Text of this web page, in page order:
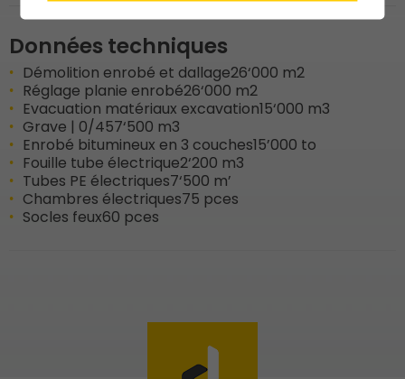
Données techniques
Démolition enrobé et dallage26‘000 m2
Réglage planie enrobé26‘000 m2
Evacuation matériaux excavation15‘000 m3
Grave | 0/457‘500 m3
Enrobé bitumineux en 3 couches15’000 to
Fouille tube électrique2‘200 m3
Tubes PE électriques7‘500 m’
Chambres électriques75 pces
Socles feux60 pces